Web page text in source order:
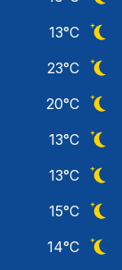
13°C
23°C
20°C
13°C
13°C
15°C
14°C